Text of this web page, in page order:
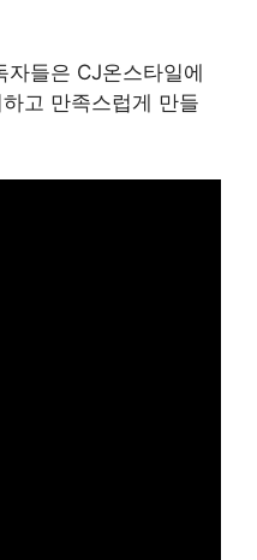
들은 CJ온스타일에
고 만족스럽게 만들